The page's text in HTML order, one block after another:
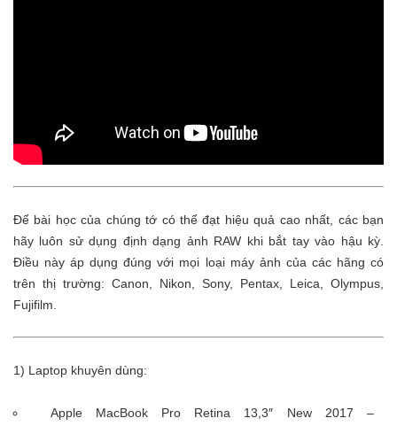
Để bài học của chúng tớ có thể đạt hiệu quả cao nhất, các bạn
hãy luôn sử dụng định dạng ảnh RAW khi bắt tay vào hậu kỳ.
Điều này áp dụng đúng với mọi loại máy ảnh của các hãng có
trên thị trường: Canon, Nikon, Sony, Pentax, Leica, Olympus,
Fujifilm.
1) Laptop khuyên dùng:
Apple MacBook Pro Retina 13,3″ New 2017 –